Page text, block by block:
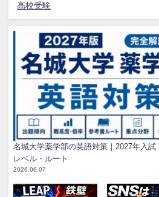
高校受験
名城大学薬学部の英語対策｜2027年入試
レベル・ルート
2026.06.07